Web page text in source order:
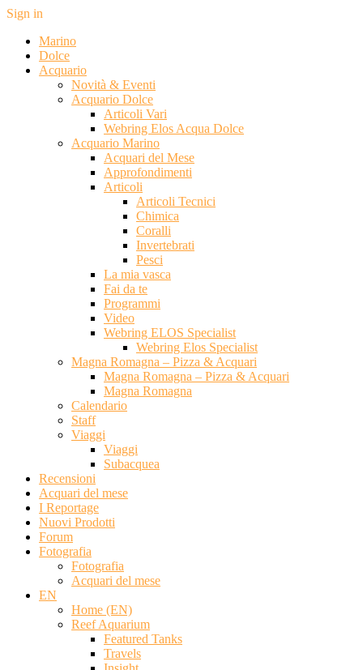
Sign in
Marino
Dolce
Acquario
Novità & Eventi
Acquario Dolce
Articoli Vari
Webring Elos Acqua Dolce
Acquario Marino
Acquari del Mese
Approfondimenti
Articoli
Articoli Tecnici
Chimica
Coralli
Invertebrati
Pesci
La mia vasca
Fai da te
Programmi
Video
Webring ELOS Specialist
Webring Elos Specialist
Magna Romagna – Pizza & Acquari
Magna Romagna – Pizza & Acquari
Magna Romagna
Calendario
Staff
Viaggi
Viaggi
Subacquea
Recensioni
Acquari del mese
I Reportage
Nuovi Prodotti
Forum
Fotografia
Fotografia
Acquari del mese
EN
Home (EN)
Reef Aquarium
Featured Tanks
Travels